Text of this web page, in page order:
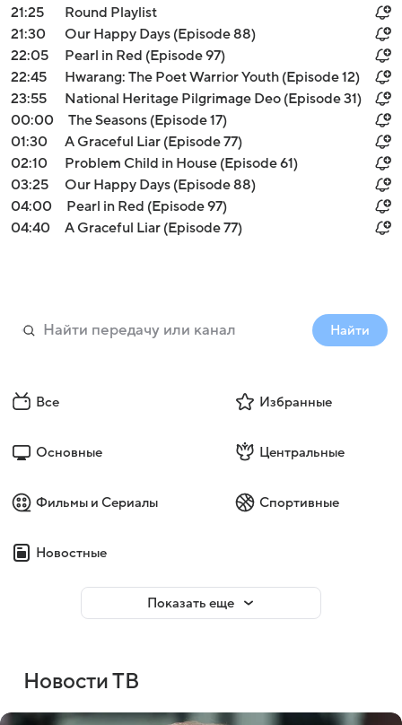
21:25
Round Playlist
21:30
Our Happy Days (Episode 88)
22:05
Pearl in Red (Episode 97)
22:45
Hwarang: The Poet Warrior Youth (Episode 12)
23:55
National Heritage Pilgrimage Deo (Episode 31)
00:00
The Seasons (Episode 17)
01:30
A Graceful Liar (Episode 77)
02:10
Problem Child in House (Episode 61)
03:25
Our Happy Days (Episode 88)
04:00
Pearl in Red (Episode 97)
04:40
A Graceful Liar (Episode 77)
Найти
Все Избранные
Основные Центральные
Фильмы и Сериалы Спортивные
Новостные
Показать еще
Новости ТВ